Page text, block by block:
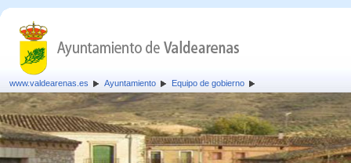
www.valdearenas.es Ayuntamiento Equipo de gobierno